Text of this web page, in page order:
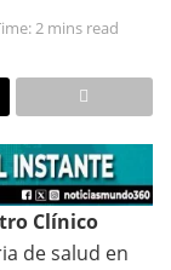
2 mins read
Clínico
de salud en